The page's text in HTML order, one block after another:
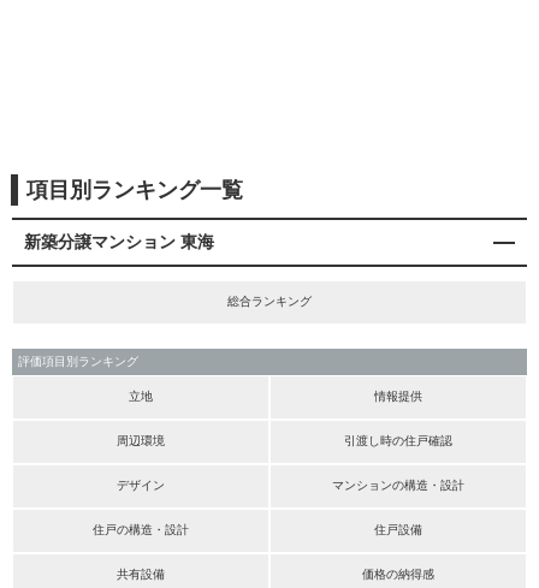
項目別ランキング一覧
新築分譲マンション 東海
総合ランキング
評価項目別ランキング
立地 情報提供
周辺環境 引渡し時の住戸確認
デザイン マンションの構造・設計
住戸の構造・設計 住戸設備
共有設備 価格の納得感